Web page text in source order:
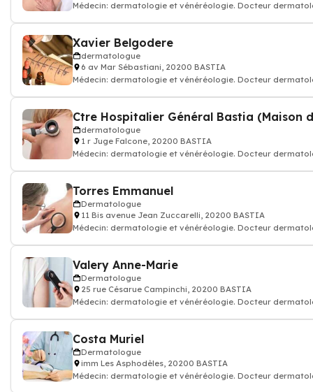
Médecin: dermatologie et vénéréologie. Docteur
Xavier Belgodere
dermatologue
6 av Mar Sébastiani, 20200 BASTIA
Médecin: dermatologie et vénéréologie. Docteur
dermatologue
1 r Juge Falcone, 20200 BASTIA
Médecin: dermatologie et vénéréologie. Docteur
Torres Emmanuel
Dermatologue
11 Bis avenue Jean Zuccarelli, 20200 BASTIA
Médecin: dermatologie et vénéréologie. Docteur
Valery Anne-Marie
Dermatologue
25 rue Césarue Campinchi, 20200 BASTIA
Médecin: dermatologie et vénéréologie. Docteur
Costa Muriel
Dermatologue
imm Les Asphodèles, 20200 BASTIA
Médecin: dermatologie et vénéréologie. Docteur